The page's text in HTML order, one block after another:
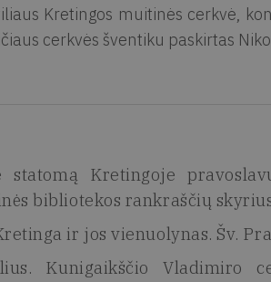
Kretingos muitinės cerkvė,
cerkvės šventiku paskirtas
statomą Kretingoje
bibliotekos rankraščių
ir jos vienuolynas. Šv.
Kunigaikščio Vladimiro